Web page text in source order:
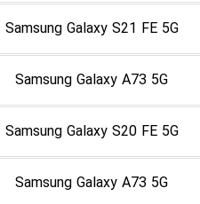
Samsung Galaxy S21 FE 5G
Samsung Galaxy A73 5G
Samsung Galaxy S20 FE 5G
Samsung Galaxy A73 5G